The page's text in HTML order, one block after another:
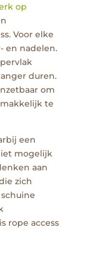
op
Voor elke
en nadelen.
duren.
om
te
een
mogelijk
aan
zich
rope access